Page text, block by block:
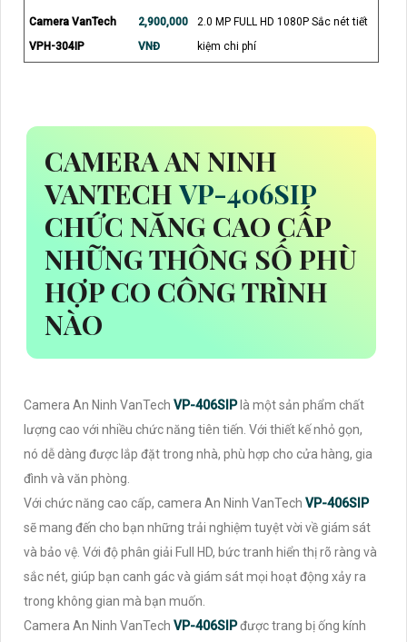
Camera VanTech
VPH-304IP
2,900,000
VNĐ
2.0 MP FULL HD 1080P Sắc nét tiết
kiệm chi phí
CAMERA AN NINH
VANTECHVP-406SIP
CHỨC NĂNG CAO CẤP
NHỮNG THÔNG SỐ PHÙ
HỢP CO CÔNG TRÌNH
NÀO
Camera An Ninh VanTech VP-406SIP là một sản phẩm chất
lượng cao với nhiều chức năng tiên tiến. Với thiết kế nhỏ gọn,
nó dễ dàng được lắp đặt trong nhà, phù hợp cho cửa hàng, gia
đình và văn phòng.
Với chức năng cao cấp, camera An Ninh VanTech VP-406SIP
sẽ mang đến cho bạn những trải nghiệm tuyệt vời về giám sát
và bảo vệ. Với độ phân giải Full HD, bức tranh hiển thị rõ ràng và
sắc nét, giúp bạn canh gác và giám sát mọi hoạt động xảy ra
trong không gian mà bạn muốn.
Camera An Ninh VanTech VP-406SIPđược trang bị ống kính